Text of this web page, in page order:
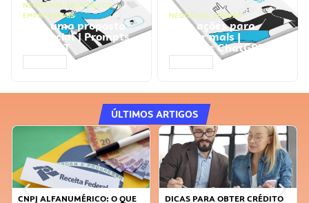
NEGÓCIOS, PROCESSOS
EMPRESARIAIS
Faça uma proposta
comercial | Prompts
ChatGPT
NEGÓCIOS, VENDAS
Faça ações para
vender mais |
Prompts ChatGPT
ÚLTIMOS ARTIGOS
DICAS PARA OBTER CRÉDITO
FAÇA A DIFERENÇA: SEJA